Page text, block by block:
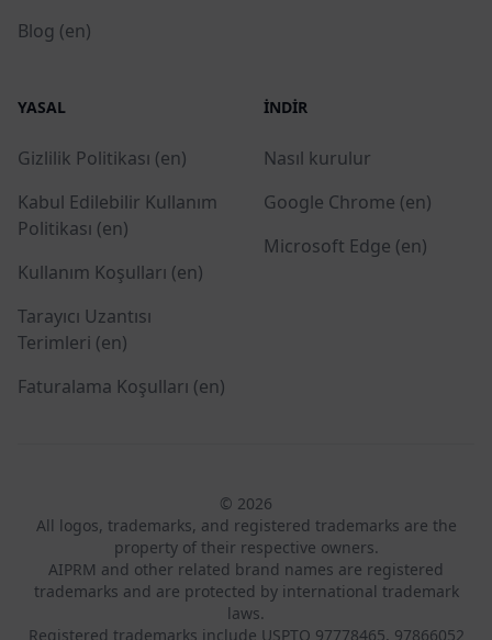
Blog (en)
YASAL
Gizlilik Politikası (en)
Kabul Edilebilir Kullanım
Politikası (en)
Kullanım Koşulları (en)
Tarayıcı Uzantısı
Terimleri (en)
Faturalama Koşulları (en)
İNDIR
Nasıl kurulur
Google Chrome (en)
Microsoft Edge (en)
© 2026
All logos, trademarks, and registered trademarks are the
property of their respective owners.
AIPRM and other related brand names are registered
trademarks and are protected by international trademark
laws.
Registered trademarks include USPTO 97778465, 97866052